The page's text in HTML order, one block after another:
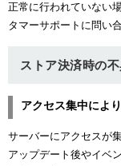
正常に行われていない
タマーサポートに問い
ストア決済時の
アクセス集中によ
サーバーにアクセスが
アップデート後やイベ